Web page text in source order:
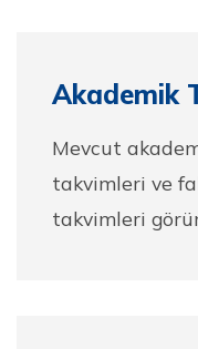
Akademik
Mevcut
takvimleri ve
takvimleri